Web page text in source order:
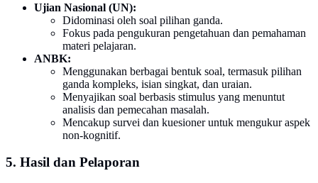
Ujian Nasional (UN):
Didominasi oleh soal pilihan ganda.
Fokus pada pengukuran pengetahuan dan pemahaman
materi pelajaran.
ANBK:
Menggunakan berbagai bentuk soal, termasuk pilihan
ganda kompleks, isian singkat, dan uraian.
Menyajikan soal berbasis stimulus yang menuntut
analisis dan pemecahan masalah.
Mencakup survei dan kuesioner untuk mengukur aspek
non-kognitif.
5. Hasil dan Pelaporan